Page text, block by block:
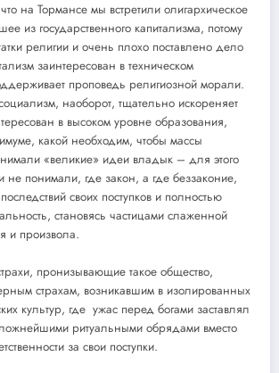
на Тормансе мы встретили олигархическое
из государственного капитализма, потому
религии и очень плохо поставлено дело
заинтересован в техническом
проповедь религиозной морали.
наоборот, тщательно искореняет
в высоком уровне образования,
какой необходим, чтобы массы
«великие» идеи владык – для этого
понимали, где закон, а где беззаконие,
своих поступков и полностью
становясь частицами слаженной
и произвола.
пронизывающие такое общество,
страхам, возникавшим в изолированных
культур, где ужас перед богами заставлял
ритуальными обрядами вместо
за свои поступки.